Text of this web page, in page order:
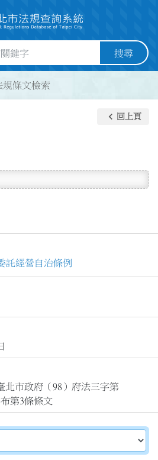
位 搜尋
規條文檢索
keyboard_arrow_left 回上頁
託經營自治條例
北市政府（98）府法三字第
第3條條文